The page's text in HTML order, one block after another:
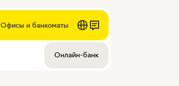
Офисы и банкоматы
Онлайн-банк